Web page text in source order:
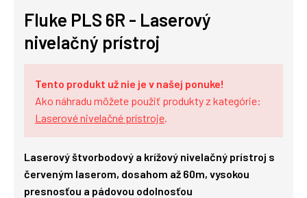
Fluke PLS 6R - Laserový
nivelačný prístroj
Tento produkt už nie je v našej ponuke!
Ako náhradu môžete použiť produkty z kategórie:
Laserové nivelačné prístroje.
Laserový štvorbodový a krížový nivelačný prístroj s
červeným laserom, dosahom až 60m, vysokou
presnosťou a pádovou odolnosťou